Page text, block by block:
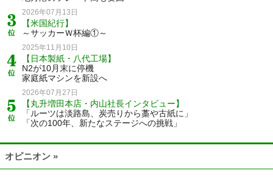
2026年07月13日
【米国紀行】
～サッカーＷ杯編①～
2025年11月10日
【日本製紙・八代工場】
N2が10月末に停機
家庭紙マシンを新設へ
2026年07月27日
【丸升増田本店・内山社長インタビュー】
「ルーツは淡路島、炭売りから藁や古紙に」
「次の100年、新たなステージへの挑戦」
オピニオン »